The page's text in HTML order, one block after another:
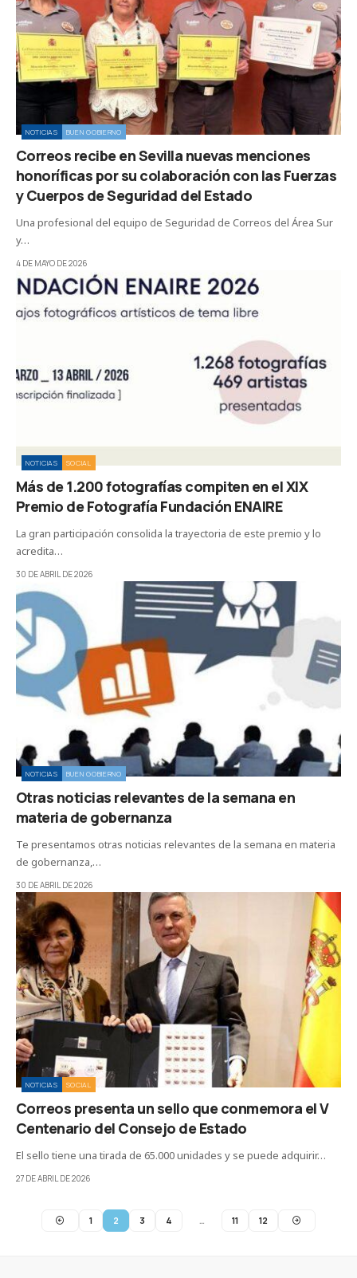
NOTICIAS BUEN GOBIERNO
Correos recibe en Sevilla nuevas menciones
honoríficas por su colaboración con las Fuerzas
y Cuerpos de Seguridad del Estado
Una profesional del equipo de Seguridad de Correos del Área Sur
y…
4 DE MAYO DE 2026
NOTICIAS SOCIAL
Más de 1.200 fotografías compiten en el XIX
Premio de Fotografía Fundación ENAIRE
La gran participación consolida la trayectoria de este premio y lo
acredita…
30 DE ABRIL DE 2026
NOTICIAS BUEN GOBIERNO
Otras noticias relevantes de la semana en
materia de gobernanza
Te presentamos otras noticias relevantes de la semana en materia
de gobernanza,…
30 DE ABRIL DE 2026
NOTICIAS SOCIAL
Correos presenta un sello que conmemora el V
Centenario del Consejo de Estado
El sello tiene una tirada de 65.000 unidades y se puede adquirir…
27 DE ABRIL DE 2026
1 2 3 4 … 11 12